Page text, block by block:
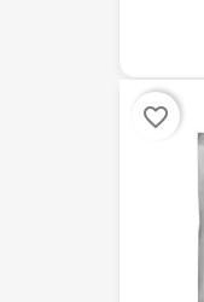
favorite_border